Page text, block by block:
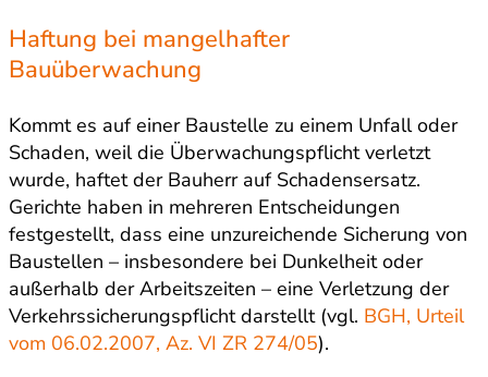
Haftung bei mangelhafter
Bauüberwachung
Kommt es auf einer Baustelle zu einem Unfall oder
Schaden, weil die Überwachungspflicht verletzt
wurde, haftet der Bauherr auf Schadensersatz.
Gerichte haben in mehreren Entscheidungen
festgestellt, dass eine unzureichende Sicherung von
Baustellen – insbesondere bei Dunkelheit oder
außerhalb der Arbeitszeiten – eine Verletzung der
Verkehrssicherungspflicht darstellt (vgl. BGH, Urteil
vom 06.02.2007, Az. VI ZR 274/05).